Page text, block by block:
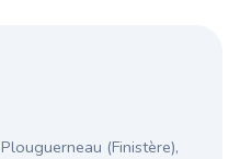
(Finistère),